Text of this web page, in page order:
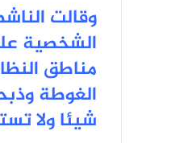
وقالت
الشخصية
مناطق
الغوطة
شيئا ولا